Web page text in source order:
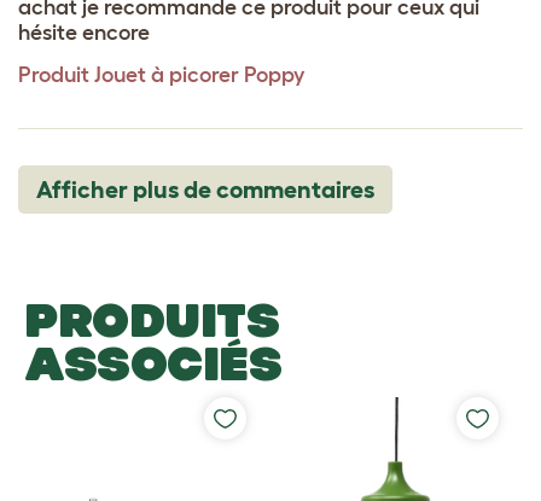
achat je recommande ce produit pour ceux qui
hésite encore
Produit Jouet à picorer Poppy
Afficher plus de commentaires
PRODUITS
ASSOCIÉS